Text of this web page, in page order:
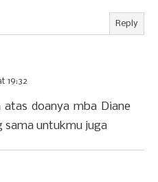
Reply
19:32
atas doanya mba Diane
sama untukmu juga